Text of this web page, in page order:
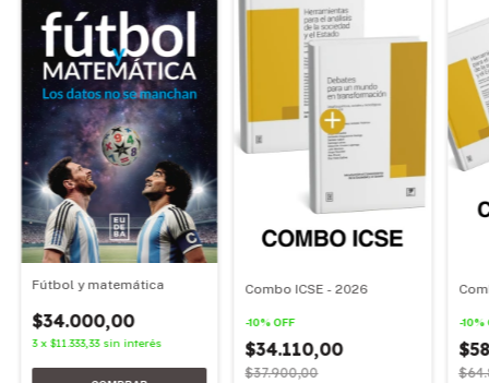
Fútbol y matemática
$34.000,00
3 x $11.333,33 sin interés
Combo ICSE - 2026
-10%OFF
$34.110,00
$37.900,00
-10%